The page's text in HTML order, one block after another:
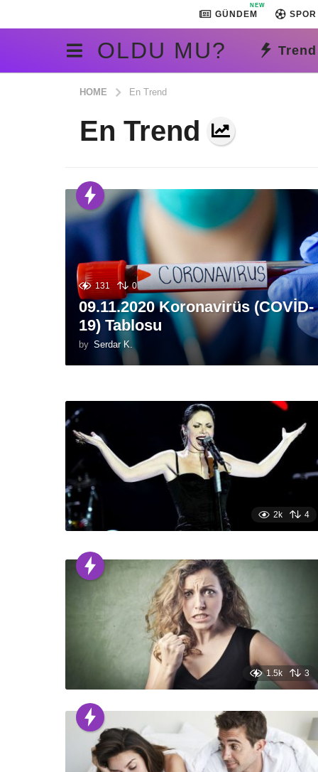
GÜNDEM
NEW
SPOR
OLDU MU? Trend
HOME En Trend
En Trend
131 0
09.11.2020 Koronavirüs (COVİD-
19) Tablosu
by Serdar K.
2k 4
1.5k 3